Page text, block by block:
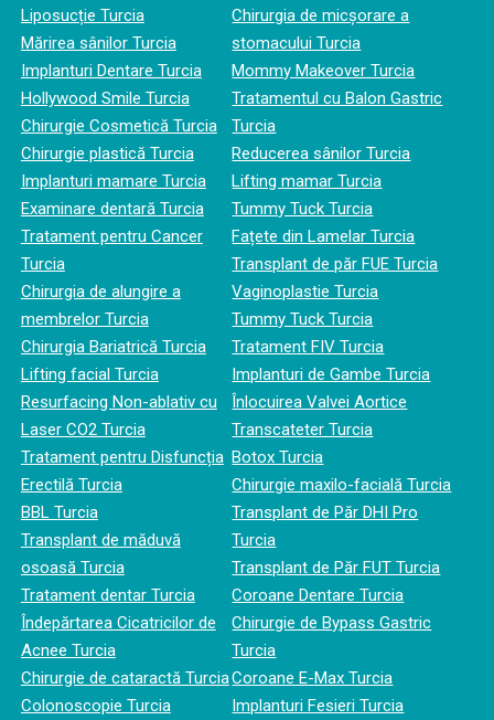
Liposucție Turcia
Mărirea sânilor Turcia
Implanturi Dentare Turcia
Hollywood Smile Turcia
Chirurgie Cosmetică Turcia
Chirurgie plastică Turcia
Implanturi mamare Turcia
Examinare dentară Turcia
Tratament pentru Cancer
Turcia
Chirurgia de alungire a
membrelor Turcia
Chirurgia Bariatrică Turcia
Lifting facial Turcia
Resurfacing Non-ablativ cu
Laser CO2 Turcia
Tratament pentru Disfuncția
Erectilă Turcia
BBL Turcia
Transplant de măduvă
osoasă Turcia
Tratament dentar Turcia
Îndepărtarea Cicatricilor de
Acnee Turcia
Chirurgie de cataractă Turcia
Colonoscopie Turcia
Chirurgia de micșorare a
stomacului Turcia
Mommy Makeover Turcia
Tratamentul cu Balon Gastric
Turcia
Reducerea sânilor Turcia
Lifting mamar Turcia
Tummy Tuck Turcia
Fațete din Lamelar Turcia
Transplant de păr FUE Turcia
Vaginoplastie Turcia
Tummy Tuck Turcia
Tratament FIV Turcia
Implanturi de Gambe Turcia
Înlocuirea Valvei Aortice
Transcateter Turcia
Botox Turcia
Chirurgie maxilo-facială Turcia
Transplant de Păr DHI Pro
Turcia
Transplant de Păr FUT Turcia
Coroane Dentare Turcia
Chirurgie de Bypass Gastric
Turcia
Coroane E-Max Turcia
Implanturi Fesieri Turcia